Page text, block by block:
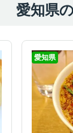
愛知県
愛知県